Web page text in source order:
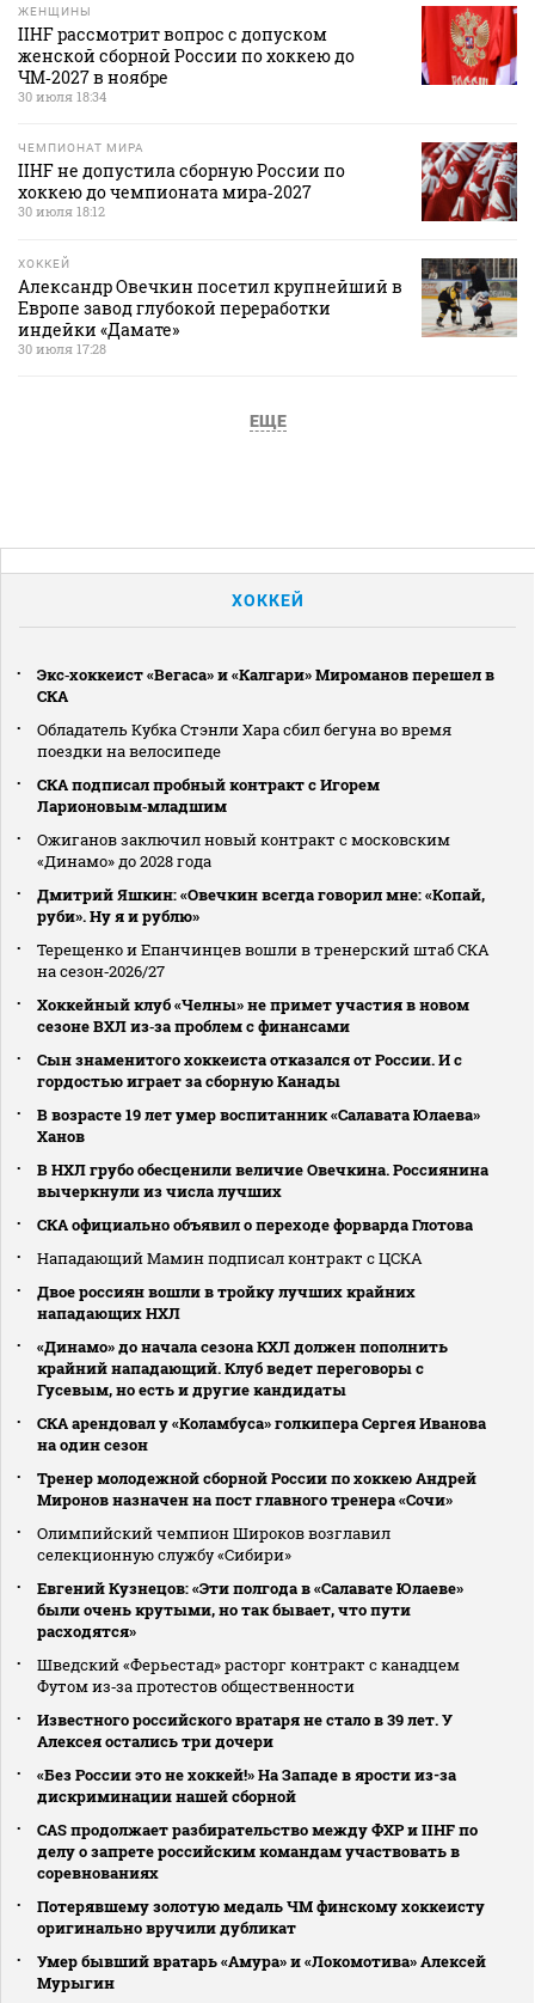
ЖЕНЩИНЫ
IIHF рассмотрит вопрос с допуском
женской сборной России по хоккею до
ЧМ‑2027 в ноябре
30 июля 18:34
ЧЕМПИОНАТ МИРА
IIHF не допустила сборную России по
хоккею до чемпионата мира‑2027
30 июля 18:12
ХОККЕЙ
Александр Овечкин посетил крупнейший в
Европе завод глубокой переработки
индейки «Дамате»
30 июля 17:28
ЕЩЕ
ХОККЕЙ
Экс‑хоккеист «Вегаса» и «Калгари» Мироманов перешел в
СКА
Обладатель Кубка Стэнли Хара сбил бегуна во время
поездки на велосипеде
СКА подписал пробный контракт с Игорем
Ларионовым‑младшим
Ожиганов заключил новый контракт с московским
«Динамо» до 2028 года
Дмитрий Яшкин: «Овечкин всегда говорил мне: «Копай,
руби». Ну я и рублю»
Терещенко и Епанчинцев вошли в тренерский штаб СКА
на сезон‑2026/27
Хоккейный клуб «Челны» не примет участия в новом
сезоне ВХЛ из‑за проблем с финансами
Сын знаменитого хоккеиста отказался от России. И с
гордостью играет за сборную Канады
В возрасте 19 лет умер воспитанник «Салавата Юлаева»
Ханов
В НХЛ грубо обесценили величие Овечкина. Россиянина
вычеркнули из числа лучших
СКА официально объявил о переходе форварда Глотова
Нападающий Мамин подписал контракт с ЦСКА
Двое россиян вошли в тройку лучших крайних
нападающих НХЛ
«Динамо» до начала сезона КХЛ должен пополнить
крайний нападающий. Клуб ведет переговоры с
Гусевым, но есть и другие кандидаты
СКА арендовал у «Коламбуса» голкипера Сергея Иванова
на один сезон
Тренер молодежной сборной России по хоккею Андрей
Миронов назначен на пост главного тренера «Сочи»
Олимпийский чемпион Широков возглавил
селекционную службу «Сибири»
Евгений Кузнецов: «Эти полгода в «Салавате Юлаеве»
были очень крутыми, но так бывает, что пути
расходятся»
Шведский «Ферьестад» расторг контракт с канадцем
Футом из‑за протестов общественности
Известного российского вратаря не стало в 39 лет. У
Алексея остались три дочери
«Без России это не хоккей!» На Западе в ярости из-за
дискриминации нашей сборной
CAS продолжает разбирательство между ФХР и IIHF по
делу о запрете российским командам участвовать в
соревнованиях
Потерявшему золотую медаль ЧМ финскому хоккеисту
оригинально вручили дубликат
Умер бывший вратарь «Амура» и «Локомотива» Алексей
Мурыгин